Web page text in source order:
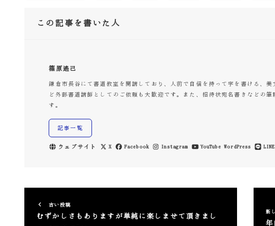
この記事を書いた人
篠原遙己
鎌倉市長谷にて書道教室を開講しており、人前で自信を持って字を書ける、
ど外部書道講師としてのご依頼も大歓迎です。また、招待状宛名書きなどの
す。
記事一覧
ウェブサイト X Facebook Instagram YouTube WordPress LINE
古い投稿
むずかしさもありますが単純に楽しませて頂きまし
新
年